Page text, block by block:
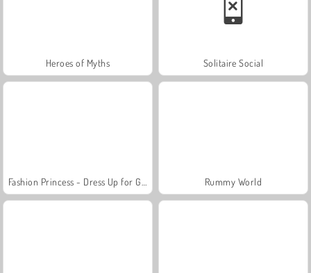
Heroes of Myths Solitaire Social
Rummy World